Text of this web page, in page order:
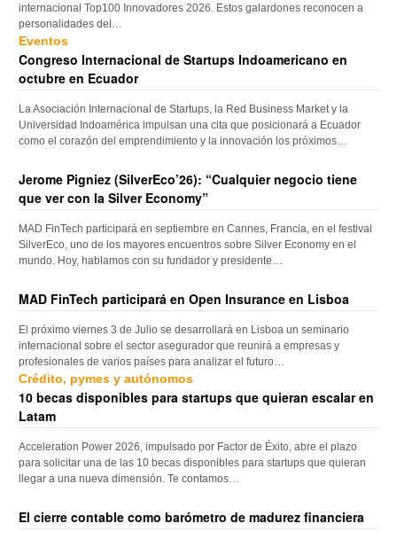
internacional Top100 Innovadores 2026. Estos galardones reconocen a
personalidades del…
Eventos
Congreso Internacional de Startups Indoamericano en
octubre en Ecuador
La Asociación Internacional de Startups, la Red Business Market y la
Universidad Indoamérica impulsan una cita que posicionará a Ecuador
como el corazón del emprendimiento y la innovación los próximos…
Jerome Pigniez (SilverEco’26): “Cualquier negocio tiene
que ver con la Silver Economy”
MAD FinTech participará en septiembre en Cannes, Francia, en el festival
SilverEco, uno de los mayores encuentros sobre Silver Economy en el
mundo. Hoy, hablamos con su fundador y presidente…
MAD FinTech participará en Open Insurance en Lisboa
El próximo viernes 3 de Julio se desarrollará en Lisboa un seminario
internacional sobre el sector asegurador que reunirá a empresas y
profesionales de varios países para analizar el futuro…
Crédito, pymes y autónomos
10 becas disponibles para startups que quieran escalar en
Latam
Acceleration Power 2026, impulsado por Factor de Éxito, abre el plazo
para solicitar una de las 10 becas disponibles para startups que quieran
llegar a una nueva dimensión. Te contamos…
El cierre contable como barómetro de madurez financiera